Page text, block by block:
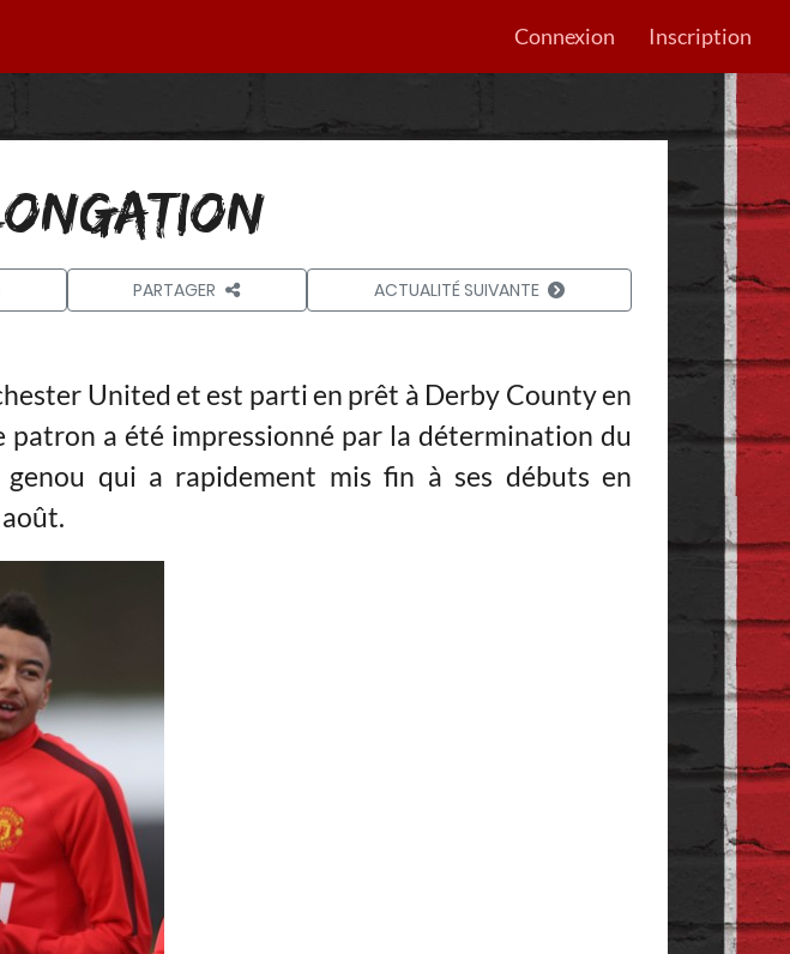
Connexion Inscription
PARTAGER ACTUALITÉ SUIVANTE
United et est parti en prêt à Derby County en
patron a été impressionné par la détermination du
qui a rapidement mis fin à ses débuts en